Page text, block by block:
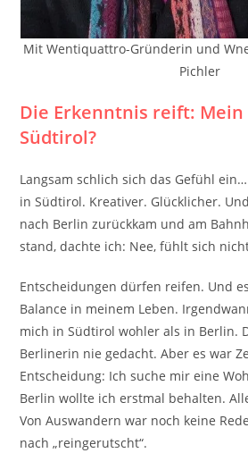
Mit Wentiquattro-Gründerin und
Pichler
Die Erkenntnis reift: Mein
Südtirol?
Langsam schlich sich das Gefühl
in Südtirol. Kreativer. Glücklicher.
nach Berlin zurückkam und am
stand, dachte ich: Nee, fühlt sich
Entscheidungen dürfen reifen. Und
Balance in meinem Leben.
mich in Südtirol wohler als in Berlin.
Berlinerin nie gedacht. Aber es war
Entscheidung: Ich suche mir eine
Berlin wollte ich erstmal behalten.
Von Auswandern war noch keine
nach „reingerutscht“.